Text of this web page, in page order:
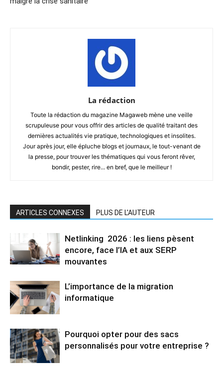
La rédaction
Toute la rédaction du magazine Magaweb mène une veille
scrupuleuse pour vous offrir des articles de qualité traitant des
dernières actualités vie pratique, technologiques et insolites.
Jour après jour, elle épluche blogs et journaux, le tout-venant de
la presse, pour trouver les thématiques qui vous feront rêver,
bondir, pester, rire... en bref, que le meilleur !
ARTICLES CONNEXES PLUS DE L'AUTEUR
Netlinking 2026 : les liens pèsent
encore, face l’IA et aux SERP
mouvantes
L’importance de la migration
informatique
Pourquoi opter pour des sacs
personnalisés pour votre entreprise ?